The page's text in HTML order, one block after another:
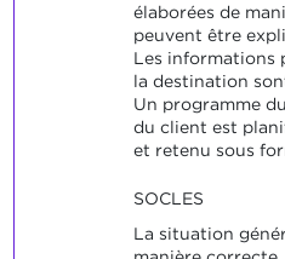
élaborées de
peuvent être
Les informations
la destination
Un programme
du client est
et retenu sous
SOCLES
La situation